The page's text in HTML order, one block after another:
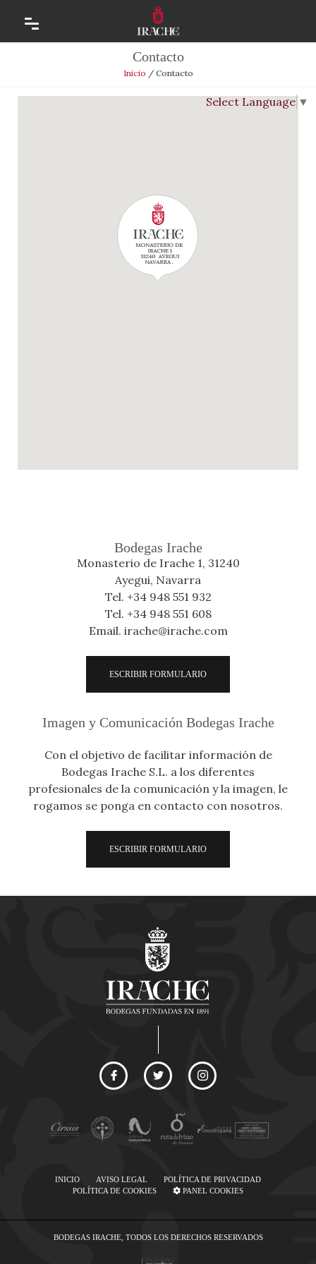
Select Language ▼
Contacto
Inicio / Contacto
Bodegas Irache
Monasterio de Irache 1, 31240
Ayegui, Navarra
Tel. +34 948 551 932
Tel. +34 948 551 608
Email. irache@irache.com
ESCRIBIR FORMULARIO
Imagen y Comunicación Bodegas Irache
Con el objetivo de facilitar información de
Bodegas Irache S.L. a los diferentes
profesionales de la comunicación y la imagen, le
rogamos se ponga en contacto con nosotros.
ESCRIBIR FORMULARIO
INICIO AVISO LEGAL
POLÍTICA DE PRIVACIDAD
POLÍTICA DE COOKIES
PANEL COOKIES
BODEGAS IRACHE, TODOS LOS DERECHOS RESERVADOS